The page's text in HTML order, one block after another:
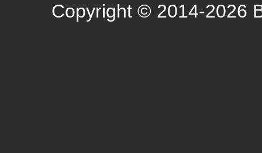
Copyright © 2014-2026